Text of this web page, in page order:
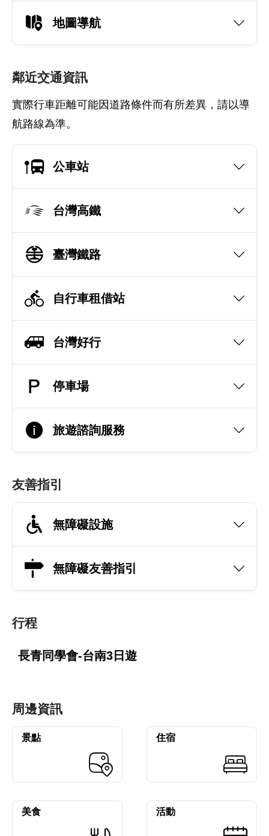
地圖導航
鄰近交通資訊
實際行車距離可能因道路條件而有所差異，請以導
航路線為準。
公車站
台灣高鐵
臺灣鐵路
自行車租借站
台灣好行
停車場
旅遊諮詢服務
友善指引
無障礙設施
無障礙友善指引
行程
長青同學會-台南3日遊
周邊資訊
景點 住宿
美食 活動